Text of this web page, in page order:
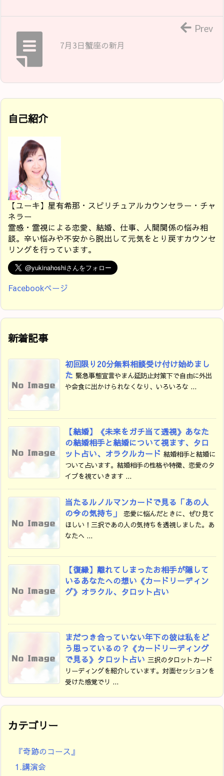
7月3日蟹座の新月
Prev
自己紹介
【ユーキ】星有希那・スピリチュアルカウンセラー・チャ
ネラー
霊感・霊視による恋愛、結婚、仕事、人間関係の悩み相
談。辛い悩みや不安から脱出して元気をとり戻すカウンセ
リングを行っています。
Facebookページ
新着記事
初回限り20分無料相談受け付け始めまし
た 緊急事態宣言やまん延防止対策下で自由に外出
や会食に出かけられなくなり、いろいろな ...
【結婚】《未来をガチ当て透視》あなた
の結婚相手と結婚について視ます、タロ
ット占い、オラクルカード 結婚相手と結婚に
ついて占います。結婚相手の性格や特徴、恋愛のタ
イプを視ていきます ...
当たるルノルマンカードで見る「あの人
の今の気持ち」
恋愛に悩んだときに、ぜひ見て
ほしい！三択であの人の気持ちを透視しました。あ
なたへ ...
【復縁】離れてしまったお相手が隠して
いるあなたへの想い《カードリーディン
グ》オラクル、タロット占い
まだつき合っていない年下の彼は私をど
う思っているの？《カードリーディング
で見る》タロット占い 三択のタロットカード
リーディングを紹介しています。対面セッションを
受けた感覚でリ ...
カテゴリー
『奇跡のコース』
1.講演会